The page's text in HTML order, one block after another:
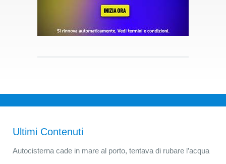
Ultimi Contenuti
Autocisterna cade in mare al porto, tentava di rubare l’acqua